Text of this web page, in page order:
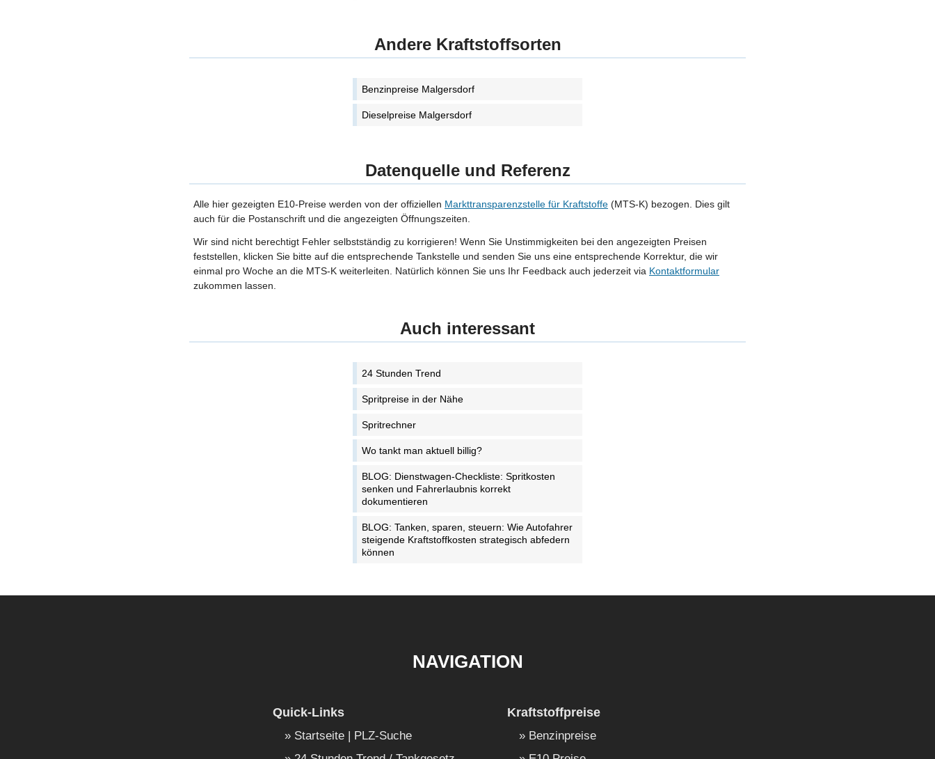
Andere Kraftstoffsorten
Benzinpreise Malgersdorf
Dieselpreise Malgersdorf
Datenquelle und Referenz
Alle hier gezeigten E10-Preise werden von der offiziellen Markttransparenzstelle für Kraftstoffe (MTS-K) bezogen. Dies gilt
auch für die Postanschrift und die angezeigten Öffnungszeiten.
Wir sind nicht berechtigt Fehler selbstständig zu korrigieren! Wenn Sie Unstimmigkeiten bei den angezeigten Preisen
feststellen, klicken Sie bitte auf die entsprechende Tankstelle und senden Sie uns eine entsprechende Korrektur, die wir
einmal pro Woche an die MTS-K weiterleiten. Natürlich können Sie uns Ihr Feedback auch jederzeit via Kontaktformular
zukommen lassen.
Auch interessant
24 Stunden Trend
Spritpreise in der Nähe
Spritrechner
Wo tankt man aktuell billig?
BLOG: Dienstwagen-Checkliste: Spritkosten
senken und Fahrerlaubnis korrekt
dokumentieren
BLOG: Tanken, sparen, steuern: Wie Autofahrer
steigende Kraftstoffkosten strategisch abfedern
können
NAVIGATION
Quick-Links
Startseite | PLZ-Suche
Kraftstoffpreise
Benzinpreise